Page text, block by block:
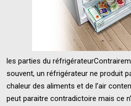
les parties du
souvent, un réfrigérateur ne produit
chaleur des aliments et de l’air
peut paraitre contradictoire mais ce